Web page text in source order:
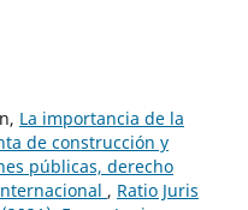
La importancia de la
de construcción y
públicas, derecho
, Ratio Juris